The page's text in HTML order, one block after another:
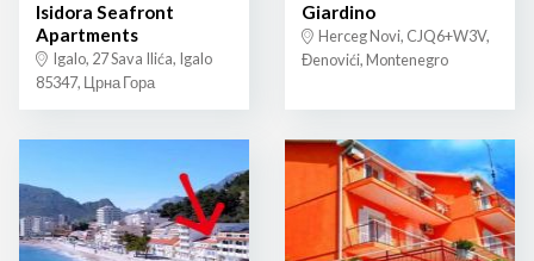
Isidora Seafront
Apartments
Igalo, 27 Sava Ilića, Igalo
85347, Црна Гора
Giardino
Herceg Novi, CJQ6+W3V,
Đenovići, Montenegro